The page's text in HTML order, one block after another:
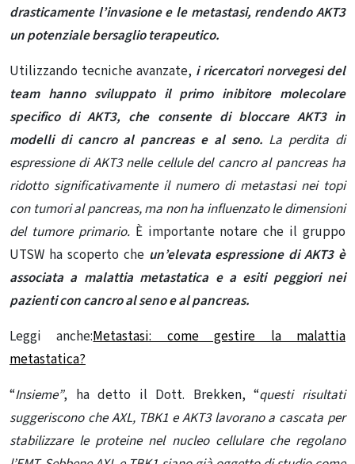
drasticamente l’invasione e le metastasi, rendendo AKT3
un potenziale bersaglio terapeutico.
Utilizzando tecniche avanzate, i ricercatori norvegesi del
team hanno sviluppato il primo inibitore molecolare
specifico di AKT3, che consente di bloccare AKT3 in
modelli di cancro al pancreas e al seno. La perdita di
espressione di AKT3 nelle cellule del cancro al pancreas ha
ridotto significativamente il numero di metastasi nei topi
con tumori al pancreas, ma non ha influenzato le dimensioni
del tumore primario.È importante notare che il gruppo
UTSW ha scoperto che un’elevata espressione di AKT3 è
associata a malattia metastatica e a esiti peggiori nei
pazienti con cancro al seno e al pancreas.
Leggi anche:Metastasi: come gestire la malattia
metastatica?
“Insieme”, ha detto il Dott. Brekken, “questi risultati
suggeriscono che AXL, TBK1 e AKT3 lavorano a cascata per
stabilizzare le proteine ​​nel nucleo cellulare che regolano